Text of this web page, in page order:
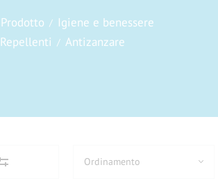
Prodotto
Igiene e benessere
Repellenti
Antizanzare